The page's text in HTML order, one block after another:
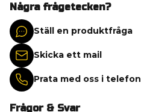
Några frågetecken?
Ställ en produktfråga
Skicka ett mail
Prata med oss i telefon
Frågor & Svar